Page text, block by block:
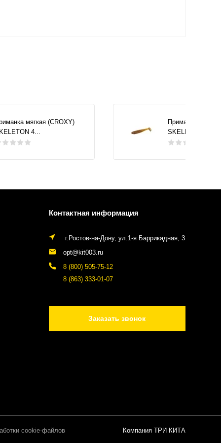
мягкая (CROXY)
4...
Приманка мягкая
SKELETON 4...
Контактная информация
г.Ростов-на-Дону, ул.1-я Баррикадная, 3
opt@kit003.ru
8 (800) 505-75-12
8 (863) 333-01-07
Заказать звонок
cookie-файлов Компания ТРИ КИТА